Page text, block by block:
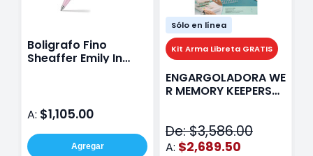
Boligrafo Fino
Sheaffer Emily In
A: $1,105.00
Agregar
Sólo en línea
Kit Arma Libreta GRATIS
ENGARGOLADORA WE
R MEMORY KEEPERS
De: $3,586.00
A: $2,689.50